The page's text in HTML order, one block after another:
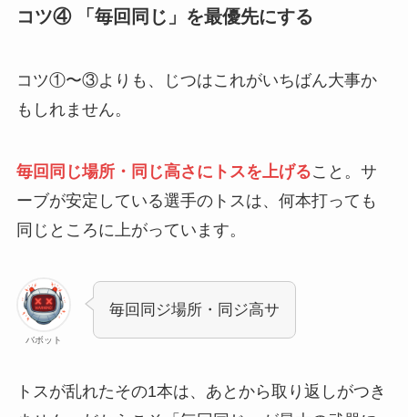
コツ④ 「毎回同じ」を最優先にする
コツ①〜③よりも、じつはこれがいちばん大事か
もしれません。
毎回同じ場所・同じ高さにトスを上げること。サ
ーブが安定している選手のトスは、何本打っても
同じところに上がっています。
バボット
毎回同ジ場所・同ジ高サ
トスが乱れたその1本は、あとから取り返しがつき